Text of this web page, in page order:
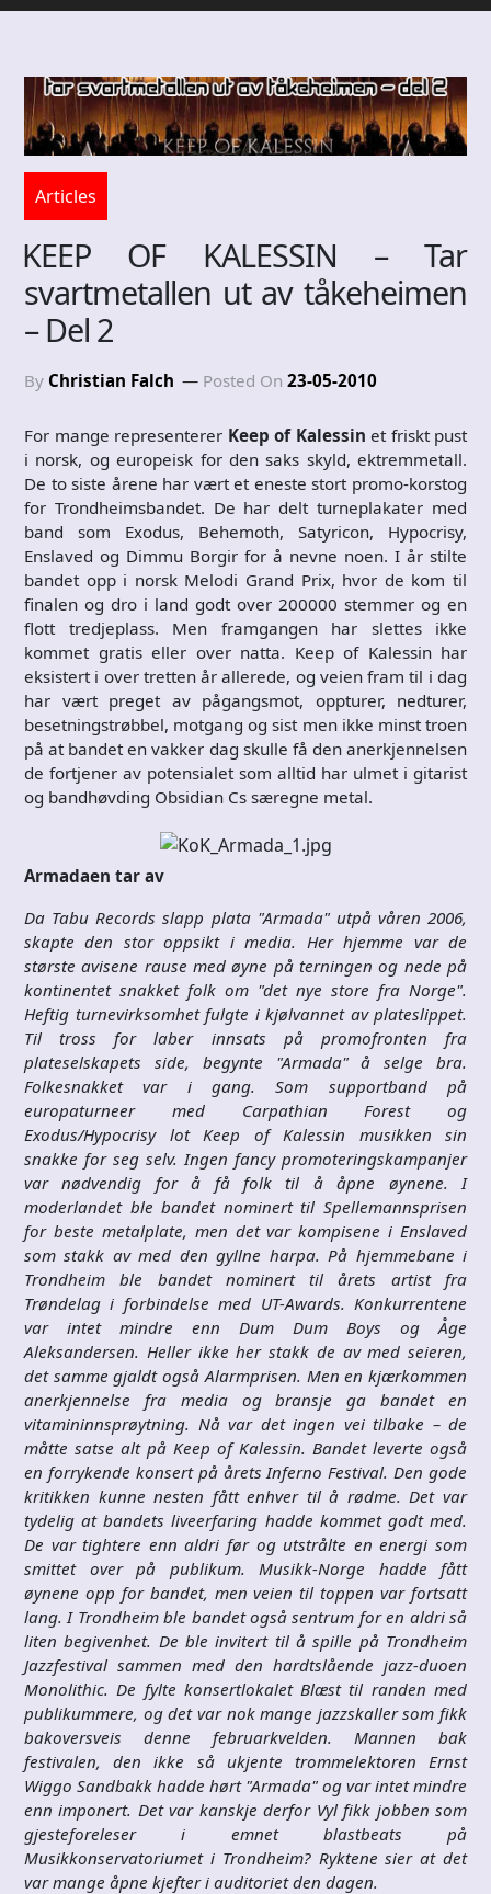
Articles
KEEP OF KALESSIN – Tar
svartmetallen ut av tåkeheimen
– Del 2
By Christian Falch Posted On 23-05-2010
For mange representerer Keep of Kalessin et friskt pust
i norsk, og europeisk for den saks skyld, ektremmetall.
De to siste årene har vært et eneste stort promo-korstog
for Trondheimsbandet. De har delt turneplakater med
band som Exodus, Behemoth, Satyricon, Hypocrisy,
Enslaved og Dimmu Borgir for å nevne noen. I år stilte
bandet opp i norsk Melodi Grand Prix, hvor de kom til
finalen og dro i land godt over 200000 stemmer og en
flott tredjeplass. Men framgangen har slettes ikke
kommet gratis eller over natta. Keep of Kalessin har
eksistert i over tretten år allerede, og veien fram til i dag
har vært preget av pågangsmot, oppturer, nedturer,
besetningstrøbbel, motgang og sist men ikke minst troen
på at bandet en vakker dag skulle få den anerkjennelsen
de fortjener av potensialet som alltid har ulmet i gitarist
og bandhøvding Obsidian Cs særegne metal.
Armadaen tar av
Da Tabu Records slapp plata "Armada" utpå våren 2006,
skapte den stor oppsikt i media. Her hjemme var de
største avisene rause med øyne på terningen og nede på
kontinentet snakket folk om "det nye store fra Norge".
Heftig turnevirksomhet fulgte i kjølvannet av plateslippet.
Til tross for laber innsats på promofronten fra
plateselskapets side, begynte "Armada" å selge bra.
Folkesnakket var i gang. Som supportband på
europaturneer med Carpathian Forest og
Exodus/Hypocrisy lot Keep of Kalessin musikken sin
snakke for seg selv. Ingen fancy promoteringskampanjer
var nødvendig for å få folk til å åpne øynene. I
moderlandet ble bandet nominert til Spellemannsprisen
for beste metalplate, men det var kompisene i Enslaved
som stakk av med den gyllne harpa. På hjemmebane i
Trondheim ble bandet nominert til årets artist fra
Trøndelag i forbindelse med UT-Awards. Konkurrentene
var intet mindre enn Dum Dum Boys og Åge
Aleksandersen. Heller ikke her stakk de av med seieren,
det samme gjaldt også Alarmprisen. Men en kjærkommen
anerkjennelse fra media og bransje ga bandet en
vitamininnsprøytning. Nå var det ingen vei tilbake – de
måtte satse alt på Keep of Kalessin. Bandet leverte også
en forrykende konsert på årets Inferno Festival. Den gode
kritikken kunne nesten fått enhver til å rødme. Det var
tydelig at bandets liveerfaring hadde kommet godt med.
De var tightere enn aldri før og utstrålte en energi som
smittet over på publikum. Musikk-Norge hadde fått
øynene opp for bandet, men veien til toppen var fortsatt
lang. I Trondheim ble bandet også sentrum for en aldri så
liten begivenhet. De ble invitert til å spille på Trondheim
Jazzfestival sammen med den hardtslående jazz-duoen
Monolithic. De fylte konsertlokalet Blæst til randen med
publikummere, og det var nok mange jazzskaller som fikk
bakoversveis denne februarkvelden. Mannen bak
festivalen, den ikke så ukjente trommelektoren Ernst
Wiggo Sandbakk hadde hørt "Armada" og var intet mindre
enn imponert. Det var kanskje derfor Vyl fikk jobben som
gjesteforeleser i emnet blastbeats på
Musikkonservatoriumet i Trondheim? Ryktene sier at det
var mange åpne kjefter i auditoriet den dagen.